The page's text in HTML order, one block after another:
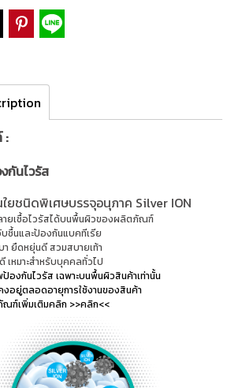
:
กันไวรัส
ใยชนิดพิเศษบรรจุอนุภาค Silver ION
ายเชื้อไวรัสได้บนพื้นผิวของผลิตภัณฑ์
ชื้นและป้องกันแบคทีเรีย
ยืดหยุ่นดี สวมสบายเท้า
เหมาะสำหรับบุคคลทั่วไป
องกันไวรัส เฉพาะบนพื้นผิวสินค้าเท่านั้น
อยู่ตลอดอายุการใช้งานของสินค้า
ฑ์เพิ่มเติมคลิก >>คลิก<<